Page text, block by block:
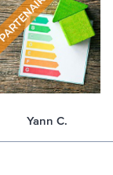
Yann C.